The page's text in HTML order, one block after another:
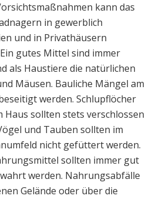
kann das
in gewerblich
und in Privathäusern
gutes Mittel sind immer
als Haustiere die natürlichen
Mäusen. Bauliche Mängel am
werden. Schlupflöcher
Haus sollten stets verschlossen
und Tauben sollten im
nicht gefüttert werden.
sollten immer gut
werden. Nahrungsabfälle
Gelände oder über die